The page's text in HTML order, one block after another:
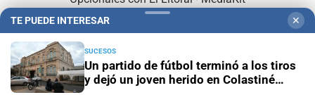
TE PUEDE INTERESAR ✕
SUCESOS
Un partido de fútbol terminó a los tiros
y dejó un joven herido en Colastiné